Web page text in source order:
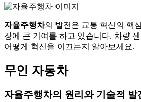
자율주행차의 발전은 교통 혁신의 핵
장에 큰 기여를 하고 있습니다. 차량
어떻게 혁신을 이끄는지 알아보세요.
무인 자동차
자율주행차의 원리와 기술적 발